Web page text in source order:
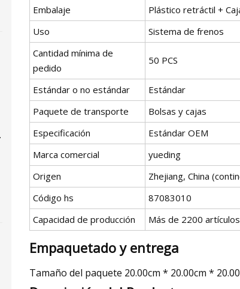
Embalaje
Plástico retráctil +
Uso
Sistema de frenos
Cantidad mínima de
pedido
50 PCS
Estándar o no estándar
Estándar
Paquete de transporte
Bolsas y cajas
Especificación
Estándar OEM
Marca comercial
yueding
Origen
Zhejiang, China
Código hs
87083010
Capacidad de producción
Más de 2200
Empaquetado y entrega
Tamaño del paquete 20.00cm * 20.00cm *